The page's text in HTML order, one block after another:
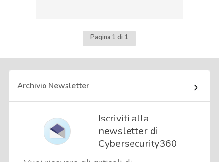
Pagina 1 di 1
Archivio Newsletter
Iscriviti alla
newsletter di
Cybersecurity360